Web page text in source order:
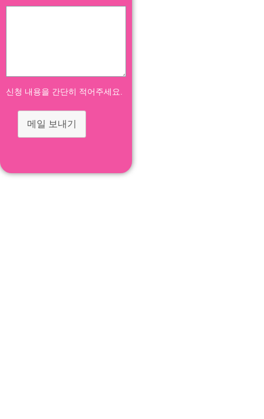
신청 내용을 간단히 적어주세요.
메일 보내기